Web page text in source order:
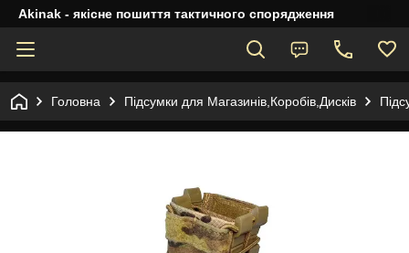
Akinak - якісне пошиття тактичного спорядження
Головна Підсумки для Магазинів,Коробів,Дисків